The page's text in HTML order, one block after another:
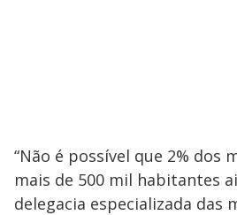
“Não é possível que 2% dos
mais de 500 mil habitantes
delegacia especializada das